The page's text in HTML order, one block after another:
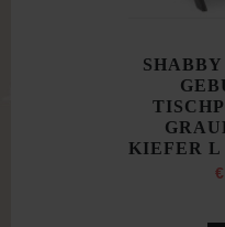
KIEFER L